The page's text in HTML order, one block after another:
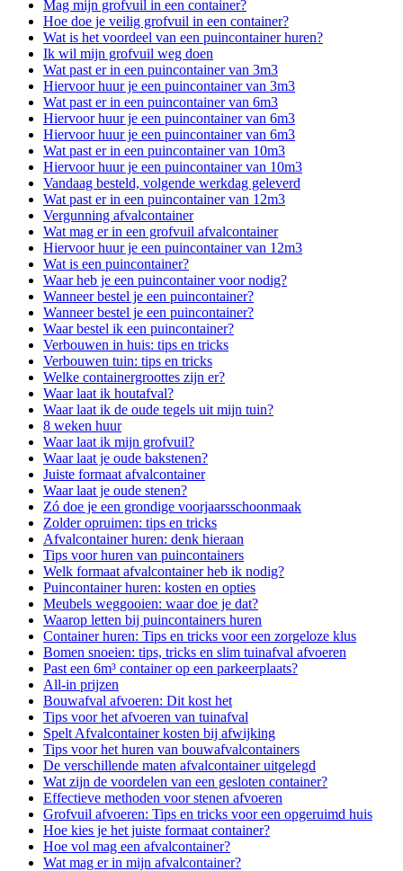
Mag mijn grofvuil in een container?
Hoe doe je veilig grofvuil in een container?
Wat is het voordeel van een puincontainer huren?
Ik wil mijn grofvuil weg doen
Wat past er in een puincontainer van 3m3
Hiervoor huur je een puincontainer van 3m3
Wat past er in een puincontainer van 6m3
Hiervoor huur je een puincontainer van 6m3
Hiervoor huur je een puincontainer van 6m3
Wat past er in een puincontainer van 10m3
Hiervoor huur je een puincontainer van 10m3
Vandaag besteld, volgende werkdag geleverd
Wat past er in een puincontainer van 12m3
Vergunning afvalcontainer
Wat mag er in een grofvuil afvalcontainer
Hiervoor huur je een puincontainer van 12m3
Wat is een puincontainer?
Waar heb je een puincontainer voor nodig?
Wanneer bestel je een puincontainer?
Wanneer bestel je een puincontainer?
Waar bestel ik een puincontainer?
Verbouwen in huis: tips en tricks
Verbouwen tuin: tips en tricks
Welke containergroottes zijn er?
Waar laat ik houtafval?
Waar laat ik de oude tegels uit mijn tuin?
8 weken huur
Waar laat ik mijn grofvuil?
Waar laat je oude bakstenen?
Juiste formaat afvalcontainer
Waar laat je oude stenen?
Zó doe je een grondige voorjaarsschoonmaak
Zolder opruimen: tips en tricks
Afvalcontainer huren: denk hieraan
Tips voor huren van puincontainers
Welk formaat afvalcontainer heb ik nodig?
Puincontainer huren: kosten en opties
Meubels weggooien: waar doe je dat?
Waarop letten bij puincontainers huren
Container huren: Tips en tricks voor een zorgeloze klus
Bomen snoeien: tips, tricks en slim tuinafval afvoeren
Past een 6m³ container op een parkeerplaats?
All-in prijzen
Bouwafval afvoeren: Dit kost het
Tips voor het afvoeren van tuinafval
Spelt Afvalcontainer kosten bij afwijking
Tips voor het huren van bouwafvalcontainers
De verschillende maten afvalcontainer uitgelegd
Wat zijn de voordelen van een gesloten container?
Effectieve methoden voor stenen afvoeren
Grofvuil afvoeren: Tips en tricks voor een opgeruimd huis
Hoe kies je het juiste formaat container?
Hoe vol mag een afvalcontainer?
Wat mag er in mijn afvalcontainer?